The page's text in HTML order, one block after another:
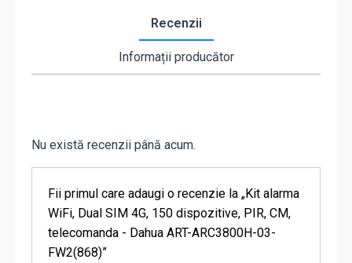
Recenzii
Informații producător
Nu există recenzii până acum.
Fii primul care adaugi o recenzie la „Kit alarma
WiFi, Dual SIM 4G, 150 dispozitive, PIR, CM,
telecomanda - Dahua ART-ARC3800H-03-
FW2(868)”